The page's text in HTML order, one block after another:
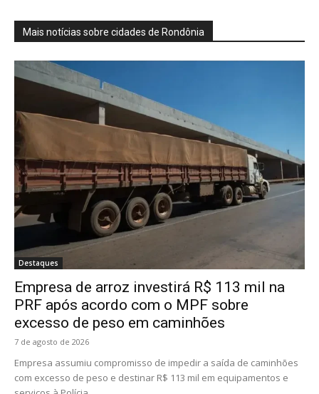
Mais notícias sobre cidades de Rondônia
Destaques
Empresa de arroz investirá R$ 113 mil na
PRF após acordo com o MPF sobre
excesso de peso em caminhões
7 de agosto de 2026
Empresa assumiu compromisso de impedir a saída de caminhões
com excesso de peso e destinar R$ 113 mil em equipamentos e